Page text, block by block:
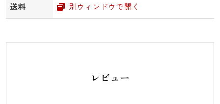
送料
別ウィンドウで開く
レビュー